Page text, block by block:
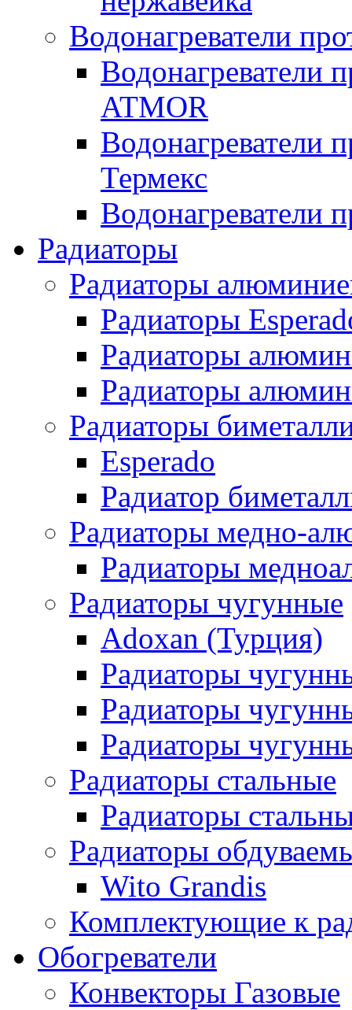
Водонагреватели
Водонагреватели
ATMOR
Водонагреватели
Термекс
Водонагреватели
Радиаторы
Радиаторы
Радиаторы
Радиаторы
Радиаторы
Радиаторы
Esperado
Радиатор
Радиаторы медно-
Радиаторы
Радиаторы чугунные
Adoxan (Турция)
Радиаторы
Радиаторы
Радиаторы
Радиаторы стальные
Радиаторы
Радиаторы
Wito Grandis
Комплектующие к
Обогреватели
Конвекторы Газовые